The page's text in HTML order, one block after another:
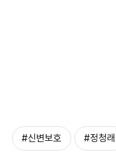
#신변보호 #정청래